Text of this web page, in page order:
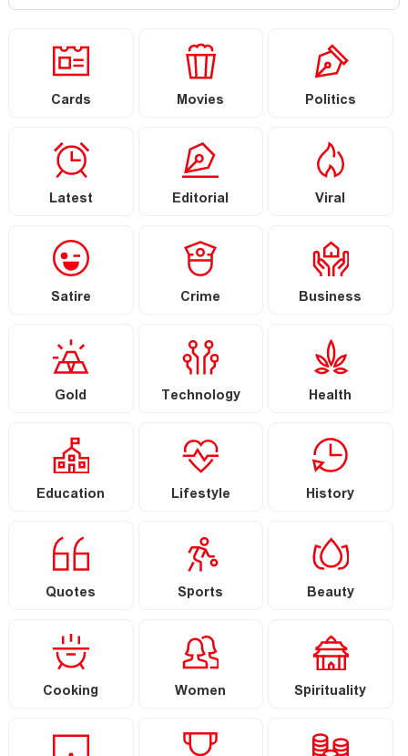
Cards Movies Politics
Latest Editorial Viral
Satire Crime Business
Gold Technology Health
Education Lifestyle History
Quotes Sports Beauty
Cooking Women Spirituality